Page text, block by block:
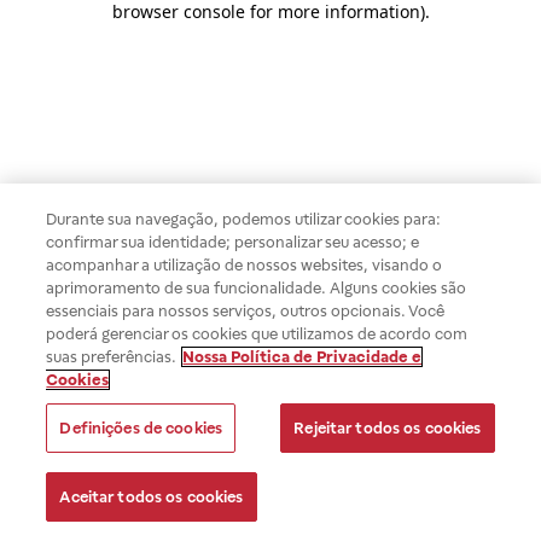
browser console for more information).
Durante sua navegação, podemos utilizar cookies para:
confirmar sua identidade; personalizar seu acesso; e
acompanhar a utilização de nossos websites, visando o
aprimoramento de sua funcionalidade. Alguns cookies são
essenciais para nossos serviços, outros opcionais. Você
poderá gerenciar os cookies que utilizamos de acordo com
suas preferências. Nossa Política de Privacidade e
Cookies
Definições de cookies Rejeitar todos os cookies
Aceitar todos os cookies